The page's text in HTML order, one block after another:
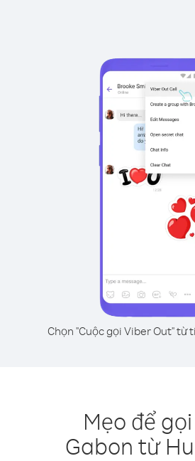
Chọn "Cuộc gọi Viber Out" từ
Mẹo để
Gabon từ